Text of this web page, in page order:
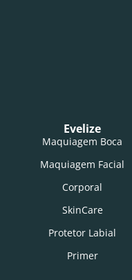
Evelize
Maquiagem Boca
Maquiagem Facial
Corporal
SkinCare
Protetor Labial
Primer